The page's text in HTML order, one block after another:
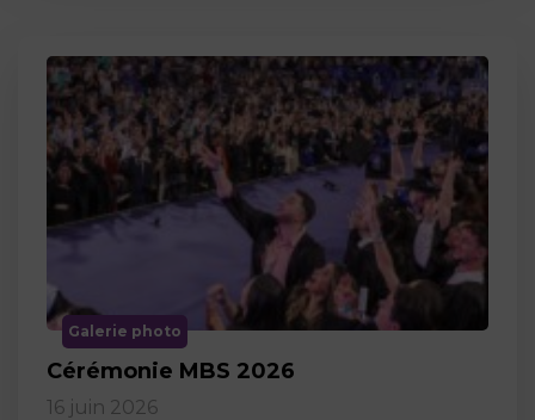
Galerie photo
Cérémonie MBS 2026
16 juin 2026